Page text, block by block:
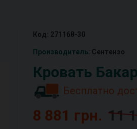
Код: 271168-30
Производитель: Сентензо
Кровать
Бесплатно
8 881 грн. 11